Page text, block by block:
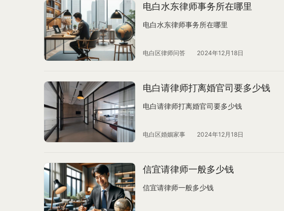
电白水东律师事务所在哪里
电白水东律师事务所在哪里
电白区律师问答 2024年12月18日
电白请律师打离婚官司要多少钱
电白请律师打离婚官司要多少钱
电白区婚姻家事 2024年12月18日
信宜请律师一般多少钱
信宜请律师一般多少钱